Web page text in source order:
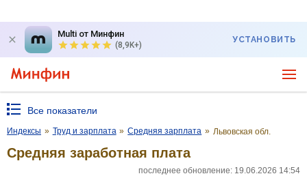
Multi от Минфин
(8,9K+)
УСТАНОВИТЬ
Все показатели
Индексы » Труд и зарплата » Средняя зарплата » Львовская обл.
Средняя заработная плата
последнее обновление: 19.06.2026 14:54